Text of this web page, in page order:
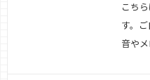
こち
す。
音や